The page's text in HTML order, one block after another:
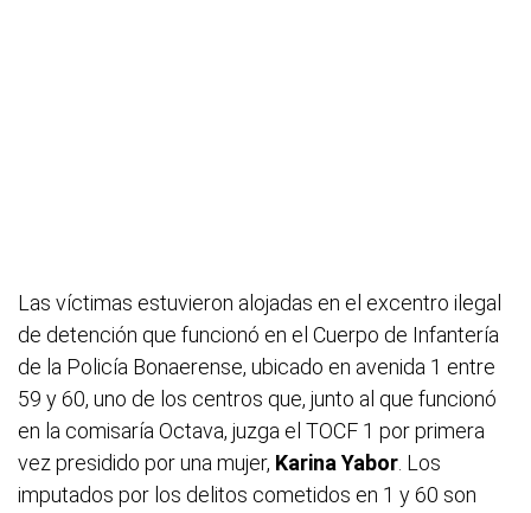
Las víctimas estuvieron alojadas en el excentro ilegal
de detención que funcionó en el Cuerpo de Infantería
de la Policía Bonaerense, ubicado en avenida 1 entre
59 y 60, uno de los centros que, junto al que funcionó
en la comisaría Octava, juzga el TOCF 1 por primera
vez presidido por una mujer, Karina Yabor . Los
imputados por los delitos cometidos en 1 y 60 son